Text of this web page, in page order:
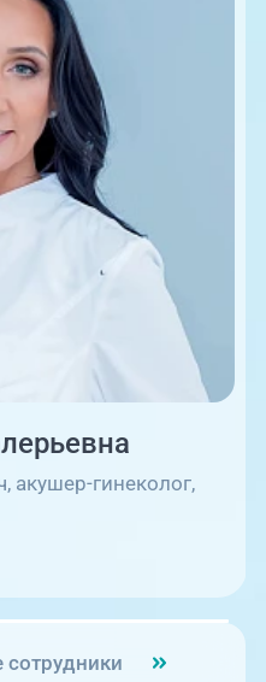
2,
акушер-гинеколог,
сотрудники